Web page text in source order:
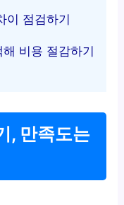
이 점검하기
비용 절감하기
, 만족도는